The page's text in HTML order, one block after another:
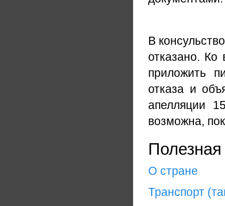
В
отказано.
приложить
отказа и
апелляции
возможна,
О стране
Транспорт